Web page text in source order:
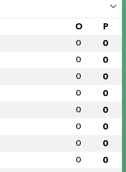
O P
0 0
0 0
0 0
0 0
0 0
0 0
0 0
0 0